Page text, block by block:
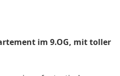
im 9.OG, mit toller